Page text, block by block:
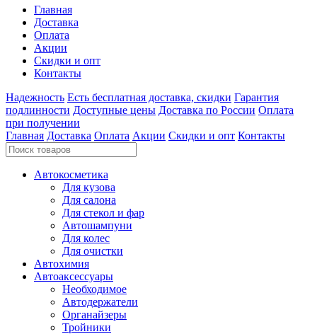
Главная
Доставка
Оплата
Акции
Скидки и опт
Контакты
Надежность Есть бесплатная доставка, скидки Гарантия
подлинности Доступные цены Доставка по России Оплата
при получении
Главная Доставка Оплата Акции Скидки и опт Контакты
Автокосметика
Для кузова
Для салона
Для стекол и фар
Автошампуни
Для колес
Для очистки
Автохимия
Автоаксессуары
Необходимое
Автодержатели
Органайзеры
Тройники